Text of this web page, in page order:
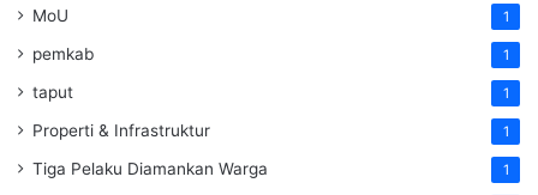
MoU 1
pemkab 1
taput 1
Properti & Infrastruktur 1
Tiga Pelaku Diamankan Warga 1